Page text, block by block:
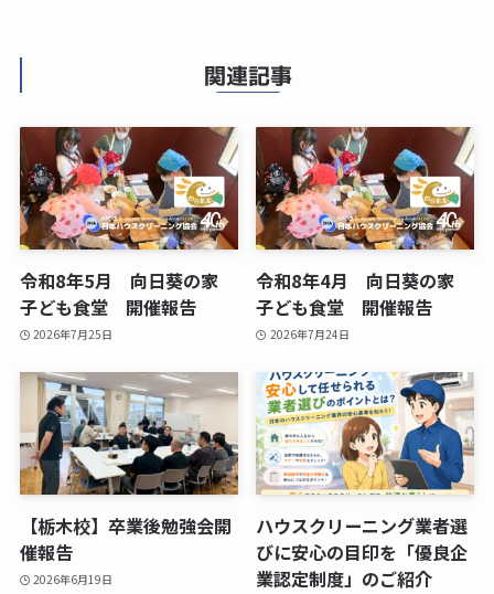
関連記事
令和8年5月 向日葵の家
子ども食堂 開催報告
2026年7月25日
令和8年4月 向日葵の家
子ども食堂 開催報告
2026年7月24日
【栃木校】卒業後勉強会開
催報告
2026年6月19日
ハウスクリーニング業者選
びに安心の目印を「優良企
業認定制度」のご紹介